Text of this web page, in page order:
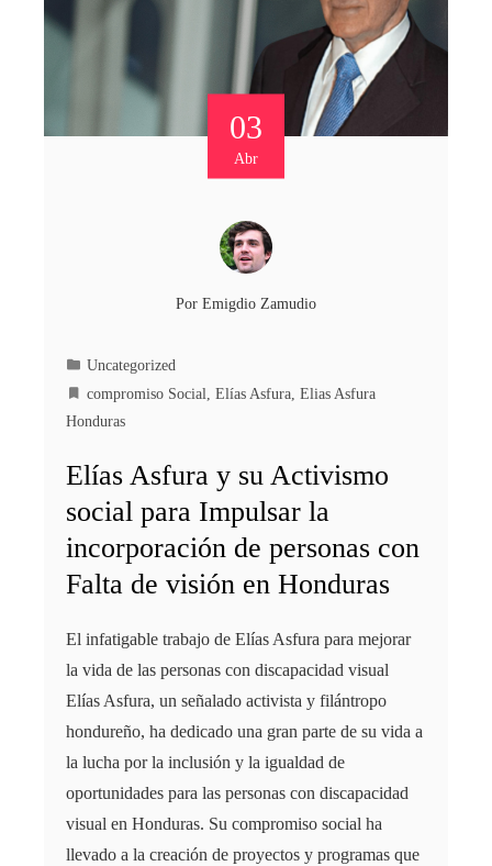
03
Abr
Por Emigdio Zamudio
Uncategorized
compromiso Social, Elías Asfura, Elias Asfura
Honduras
Elías Asfura y su Activismo
social para Impulsar la
incorporación de personas con
Falta de visión en Honduras
El infatigable trabajo de Elías Asfura para mejorar
la vida de las personas con discapacidad visual
Elías Asfura, un señalado activista y filántropo
hondureño, ha dedicado una gran parte de su vida a
la lucha por la inclusión y la igualdad de
oportunidades para las personas con discapacidad
visual en Honduras. Su compromiso social ha
llevado a la creación de proyectos y programas que